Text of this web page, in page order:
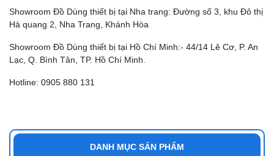
Showroom Đồ Dùng thiết bị tại Nha trang: Đường số 3, khu Đô thị
Hà quang 2, Nha Trang, Khánh Hòa
Showroom Đồ Dùng thiết bị tại Hồ Chí Minh:- 44/14 Lê Cơ, P. An
Lạc, Q. Bình Tân, TP. Hồ Chí Minh.
Hotline: 0905 880 131
DANH MỤC SẢN PHẨM